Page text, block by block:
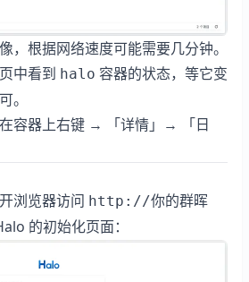
，根据网络速度可能需要几分钟。
中看到 halo 容器的状态，等它变
。
容器上右键 → 「详情」→ 「日
浏览器访问 http://你的群晖
的初始化页面：